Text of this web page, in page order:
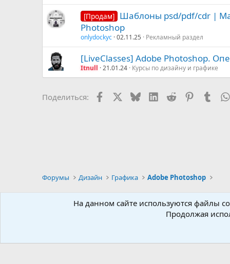
[Продам] Шаблоны psd/pdf/cdr |
Photoshop
onlydockyc 02.11.25 Рекламный раздел
[LiveClasses] Adobe Photoshop.
Itnull 21.01.24 Курсы по дизайну и графике
Поделиться: FacebookX (Twitter)
BlueskyLinkedIn
Reddit Pinterest
Форумы Дизайн Графика Adobe Photoshop
Russian
На данном сайте используются файлы
Продолжая